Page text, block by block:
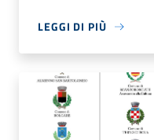
LEGGI DI PIÙ